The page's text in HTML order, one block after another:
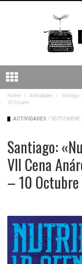
Home Actividades
Santiago:
10 Octubre
ACTIVIDADES / SEPTIEMBRE
Santiago:
VII Cena
– 10 Octubre